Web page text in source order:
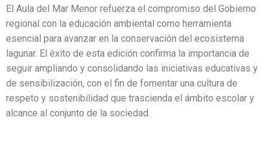
El Aula del Mar Menor refuerza el compromiso del Gobierno
regional con la educación ambiental como herramienta
esencial para avanzar en la conservación del ecosistema
lagunar. El éxito de esta edición confirma la importancia de
seguir ampliando y consolidando las iniciativas educativas y
de sensibilización, con el fin de fomentar una cultura de
respeto y sostenibilidad que trascienda el ámbito escolar y
alcance al conjunto de la sociedad.